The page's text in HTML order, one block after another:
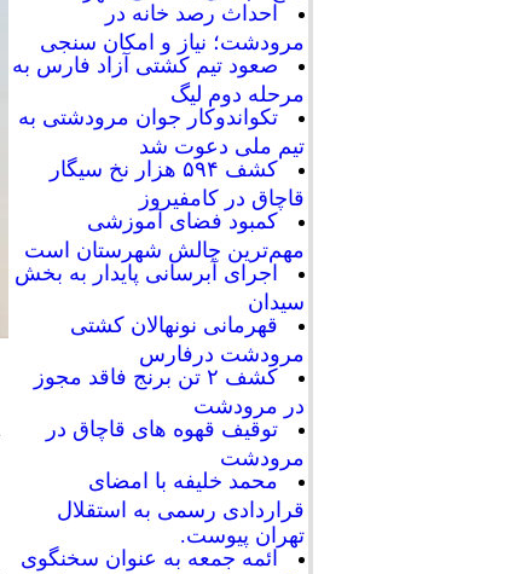
احداث رصد خانه در
مرودشت؛ نیاز و امکان سنجی
صعود تیم کشتی آزاد فارس به
مرحله دوم لیگ
تکواندوکار جوان مرودشتی به
تیم ملی دعوت شد
کشف ۵۹۴ هزار نخ سیگار
قاچاق در کامفیروز
کمبود فضای آموزشی
مهم‌ترین چالش شهرستان است
اجرای آبرسانی پایدار به بخش
سیدان
قهرمانی نونهالان کشتی
مرودشت درفارس
کشف ۲ تن برنج فاقد مجوز
در مرودشت
توقیف قهوه های قاچاق در
مرودشت
محمد خلیفه با امضای
قراردادی رسمی به استقلال
تهران پیوست.
ائمه جمعه به عنوان سخنگوی